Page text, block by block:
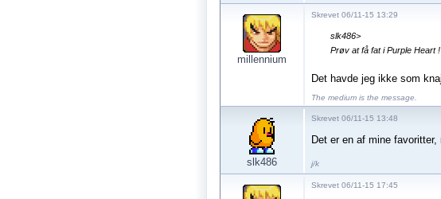
millennium
Skrevet 06/11-15 13:29
slk486>
Prøv at få fat i Purple Heart
Det havde jeg ikke som
The medium is the message.
slk486
Skrevet 06/11-15 13:48
Det er en af mine
j/k
Skrevet 06/11-15 17:45